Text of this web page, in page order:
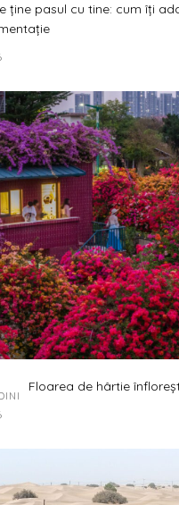
ține pasul cu tine: cum îți
Floarea de hârtie